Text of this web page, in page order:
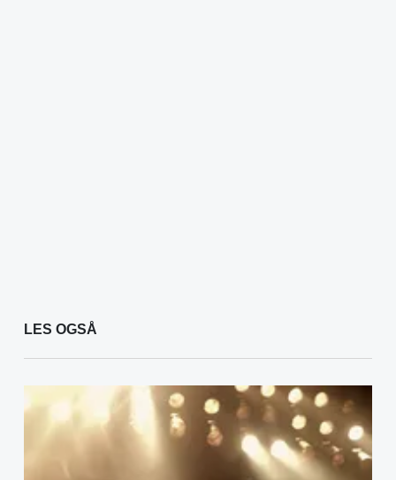
LES OGSÅ